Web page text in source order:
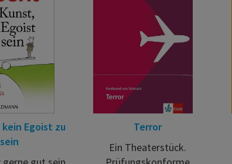
Egoist zu
sein
Terror
Ein Theaterstück.